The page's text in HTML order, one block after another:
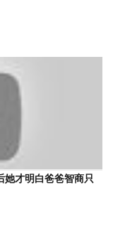
她才明白爸爸智商只